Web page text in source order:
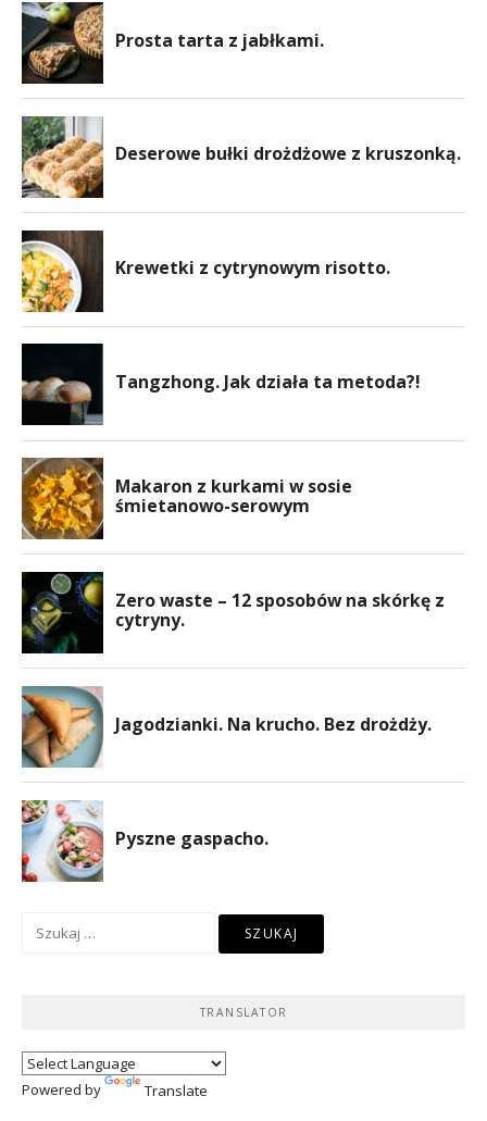
Szukaj:
TRANSLATOR
Powered by Translate